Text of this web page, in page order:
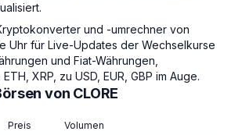
und -umrechner von
Uhr für Live-Updates der Wechselkurse
und Fiat-Währungen,
XRP, zu USD, EUR, GBP im Auge.
von CLORE
Preis Volumen